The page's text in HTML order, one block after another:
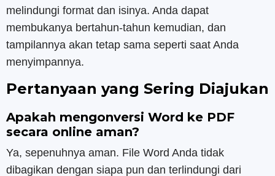
melindungi format dan isinya. Anda dapat
membukanya bertahun-tahun kemudian, dan
tampilannya akan tetap sama seperti saat Anda
menyimpannya.
Pertanyaan yang Sering Diajukan
Apakah mengonversi Word ke PDF
secara online aman?
Ya, sepenuhnya aman. File Word Anda tidak
dibagikan dengan siapa pun dan terlindungi dari